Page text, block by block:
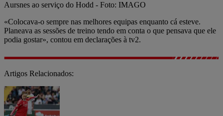
Aursnes ao serviço do Hodd - Foto: IMAGO
«Colocava-o sempre nas melhores equipas enquanto cá esteve.
Planeava as sessões de treino tendo em conta o que pensava que ele
podia gostar», contou em declarações à tv2.
Artigos Relacionados: